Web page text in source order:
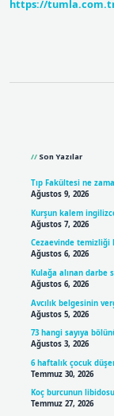
https://
Son Yazılar
Tıp Fakültesi ne
Ağustos 9, 2026
Kurşun kalem
Ağustos 7, 2026
Cezaevinde temizliği
Ağustos 6, 2026
Kulağa alınan darbe
Ağustos 6, 2026
Avcılık belgesinin
Ağustos 5, 2026
73 hangi sayıya
Ağustos 3, 2026
6 haftalık çocuk
Temmuz 30, 2026
Koç burcunun
Temmuz 27, 2026